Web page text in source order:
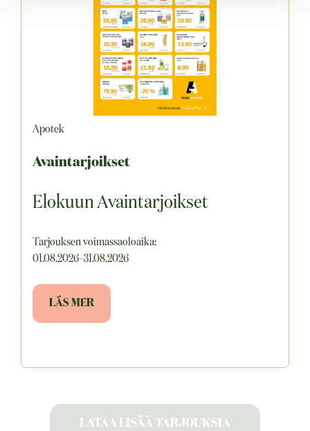
Apotek
Avaintarjoikset
Elokuun Avaintarjoikset
Tarjouksen voimassaoloaika:
01.08.2026–31.08.2026
LÄS MER
LATAA LISÄÄ TARJOUKSIA